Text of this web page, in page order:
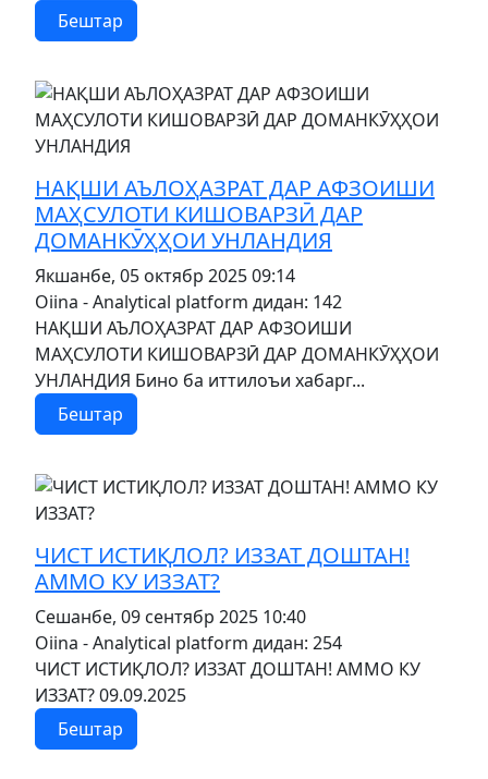
Бештар
НАҚШИ АЪЛОҲАЗРАТ ДАР АФЗОИШИ
МАҲСУЛОТИ КИШОВАРЗӢ ДАР
ДОМАНКӮҲҲОИ УНЛАНДИЯ
Якшанбе, 05 октябр 2025 09:14
Oiina - Analytical platform дидан: 142
НАҚШИ АЪЛОҲАЗРАТ ДАР АФЗОИШИ
МАҲСУЛОТИ КИШОВАРЗӢ ДАР ДОМАНКӮҲҲОИ
УНЛАНДИЯ Бино ба иттилоъи хабарг...
Бештар
ЧИСТ ИСТИҚЛОЛ? ИЗЗАТ ДОШТАН!
АММО КУ ИЗЗАТ?
Сешанбе, 09 сентябр 2025 10:40
Oiina - Analytical platform дидан: 254
ЧИСТ ИСТИҚЛОЛ? ИЗЗАТ ДОШТАН! АММО КУ
ИЗЗАТ? 09.09.2025
Бештар